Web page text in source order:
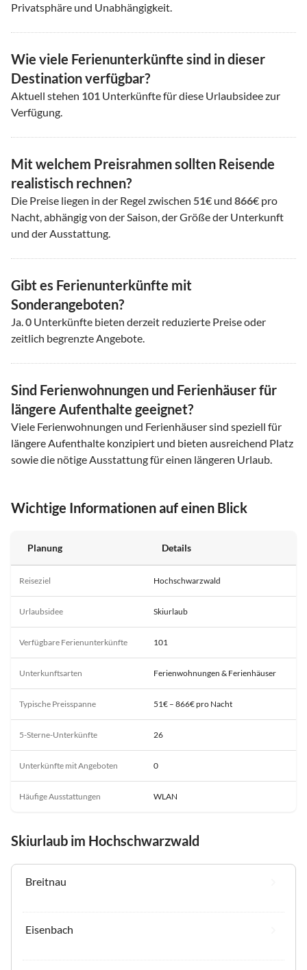
Privatsphäre und Unabhängigkeit.
Wie viele Ferienunterkünfte sind in dieser
Destination verfügbar?
Aktuell stehen 101 Unterkünfte für diese Urlaubsidee zur
Verfügung.
Mit welchem Preisrahmen sollten Reisende
realistisch rechnen?
Die Preise liegen in der Regel zwischen 51€ und 866€ pro
Nacht, abhängig von der Saison, der Größe der Unterkunft
und der Ausstattung.
Gibt es Ferienunterkünfte mit
Sonderangeboten?
Ja.0 Unterkünfte bieten derzeit reduzierte Preise oder
zeitlich begrenzte Angebote.
Sind Ferienwohnungen und Ferienhäuser für
längere Aufenthalte geeignet?
Viele Ferienwohnungen und Ferienhäuser sind speziell für
längere Aufenthalte konzipiert und bieten ausreichend Platz
sowie die nötige Ausstattung für einen längeren Urlaub.
Wichtige Informationen auf einen Blick
Planung Details
Reiseziel Hochschwarzwald
Urlaubsidee Skiurlaub
Verfügbare Ferienunterkünfte 101
Unterkunftsarten Ferienwohnungen & Ferienhäuser
Typische Preisspanne 51€ – 866€ pro Nacht
5-Sterne-Unterkünfte 26
Unterkünfte mit Angeboten 0
Häufige Ausstattungen WLAN
Skiurlaub im Hochschwarzwald
Breitnau
Eisenbach